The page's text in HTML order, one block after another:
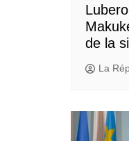
de la
La